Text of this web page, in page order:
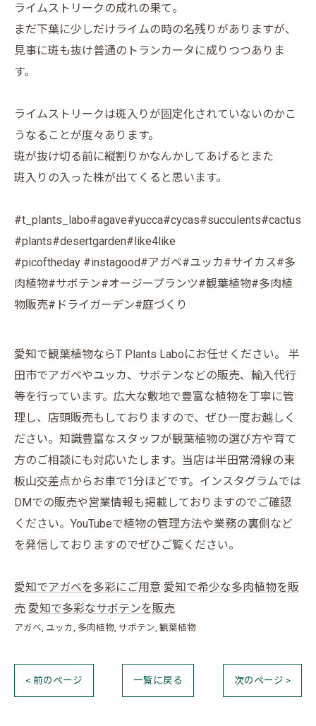
ライムストリークの成れの果て。
まだ下葉に少しだけライムの時の名残りがありますが、
見事に斑も抜け普通のトランカータに成りつつありま
す。
ライムストリークは斑入りが固定化されていないのかこ
うなることが度々あります。
斑が抜け切る前に縦割りかなんかしてあげるとまた
斑入りの入った株が出てくると思います。
#t_plants_labo#agave#yucca#cycas#succulents#cactus
#plants#desertgarden#like4like
#picoftheday #instagood#アガベ#ユッカ#サイカス#多
肉植物#サボテン#オージープランツ#観葉植物#多肉植
物販売#ドライガーデン#庭づくり
愛知で観葉植物ならT Plants Laboにお任せください。 半
田市でアガベやユッカ、サボテンなどの販売、輸入代行
等を行っています。広大な敷地で豊富な植物を丁寧に管
理し、店頭販売もしておりますので、ぜひ一度お越しく
ださい。知識豊富なスタッフが観葉植物の選び方や育て
方のご相談にも対応いたします。当店は半田常滑線の東
板山交差点からお車で1分ほどです。インスタグラムでは
DMでの販売や営業情報も掲載しておりますのでご確認
ください。YouTubeで植物の管理方法や業務の裏側など
を発信しておりますのでぜひご覧ください。
愛知でアガベを多彩にご用意 愛知で希少な多肉植物を販
売 愛知で多彩なサボテンを販売
アガベ ユッカ 多肉植物 サボテン 観葉植物
< 前のページ 一覧に戻る 次のページ >